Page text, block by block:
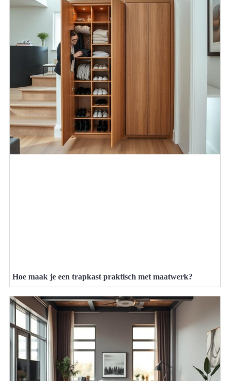
Hoe maak je een trapkast praktisch met maatwerk?